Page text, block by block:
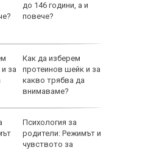
до 146 години, а и
повече?
Как да изберем
протеинов шейк и за
какво трябва да
внимаваме?
Психология за
родители: Режимът и
чувството за